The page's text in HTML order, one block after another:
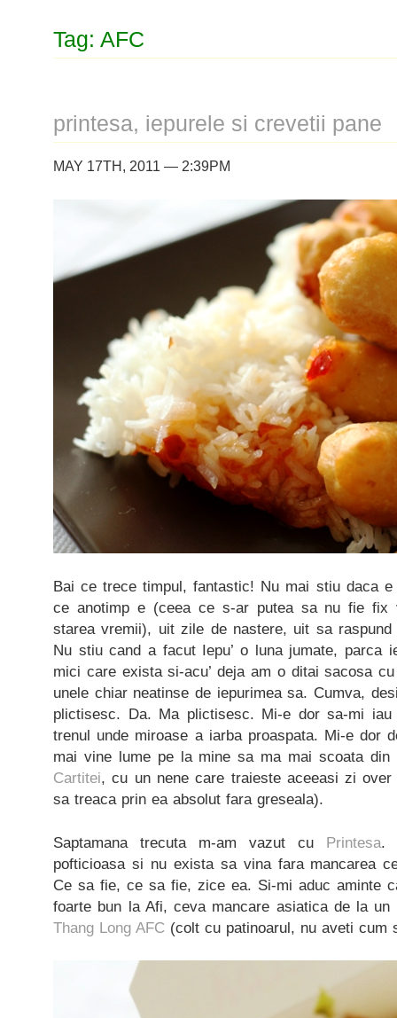
Tag: AFC
printesa, iepurele si crevetii pane
MAY 17TH, 2011 — 2:39PM
Bai ce trece timpul, fantastic! Nu mai stiu daca
ce anotimp e (ceea ce s-ar putea sa nu fie fix
starea vremii), uit zile de nastere, uit sa
Nu stiu cand a facut Iepu’ o luna jumate, parca
mici care exista si-acu’ deja am o ditai sacosa
unele chiar neatinse de iepurimea sa. Cumva,
plictisesc. Da. Ma plictisesc. Mi-e dor sa-mi
trenul unde miroase a iarba proaspata. Mi-e dor
mai vine lume pe la mine sa ma mai scoata
Cartitei, cu un nene care traieste aceeasi zi
sa treaca prin ea absolut fara greseala).
Saptamana trecuta m-am vazut cu Printesa.
pofticioasa si nu exista sa vina fara mancarea
Ce sa fie, ce sa fie, zice ea. Si-mi aduc aminte
foarte bun la Afi, ceva mancare asiatica de la
Thang Long AFC (colt cu patinoarul, nu aveti cum